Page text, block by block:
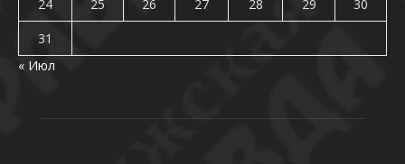
24
25 26 27 28 29
30
31
« Июл